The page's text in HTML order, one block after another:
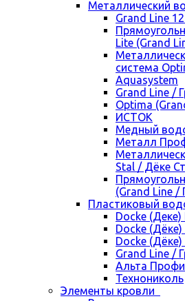
Металлический
Grand Line
Lite (Grand
система
Aquasystem
Grand Line /
Optima
ИСТОК
Медный
Металл
Stal / Дёке
(Grand Line /
Пластиковый
Docke (Деке)
Docke (Дёке)
Docke
Grand Line /
Альта
Технониколь
Элементы кровли